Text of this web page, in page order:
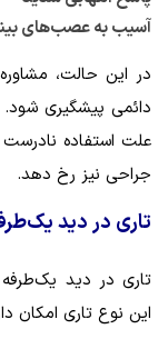
آسیب به عصب‌های
در این حالت،
دائمی پیشگیری شود.
علت استفاده
جراحی نیز رخ دهد.
تاری در دید
تاری در دید
این نوع تاری امکان